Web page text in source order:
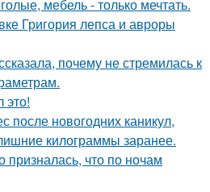
мебель - только мечтать.
Григория лепса и авроры
почему не стремилась к
это!
после новогодних каникул,
килограммы заранее.
призналась, что по ночам